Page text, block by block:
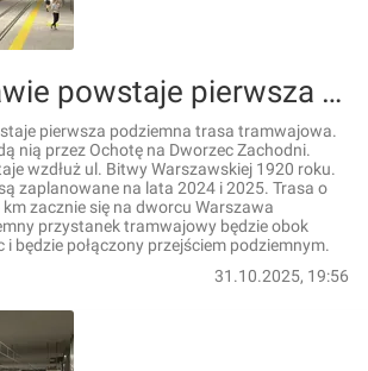
W Warszawie powstaje pierwsza podziemna trasa tramwajowa [FILM]
pierwsza podziemna trasa tramwajowa.
nią przez Ochotę na Dworzec Zachodni.
wzdłuż ul. Bitwy Warszawskiej 1920 roku.
zaplanowane na lata 2024 i 2025. Trasa o
km zacznie się na dworcu Warszawa
przystanek tramwajowy będzie obok
i będzie połączony przejściem podziemnym.
31.10.2025, 19:56